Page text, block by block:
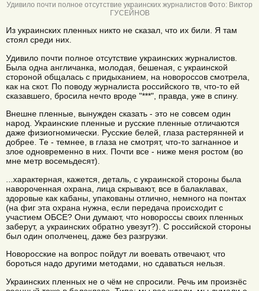
Удивило почти полное отсутствие украинских журналистов Фото: Виктор
ГУСЕЙНОВ
Из украинских пленных никто не сказал, что их били. Я там
стоял среди них.
Удивило почти полное отсутствие украинских журналистов.
Была одна англичанка, молодая, бешеная, с украинской
стороной общалась с придыханием, на новороссов смотрела,
как на скот. По поводу журналиста российского тв, что-то ей
сказавшего, бросила нечто вроде "***", правда, уже в спину.
Внешне пленные, вынужден сказать - это не совсем один
народ. Украинские пленные и русские пленные отличаются
даже физиогномически. Русские белей, глаза растерянней и
добрее. Те - темнее, в глаза не смотрят, что-то загнанное и
злое одновременно в них. Почти все - ниже меня ростом (во
мне метр восемьдесят).
...характерная, кажется, деталь, с украинской стороны была
навороченная охрана, лица скрывают, все в балаклавах,
здоровые как кабаны, упакованы отлично, немного на понтах
(на фиг эта охрана нужна, если передача происходит с
участием ОБСЕ? Они думают, что новороссы своих пленных
заберут, а украинских обратно увезут?). С российской стороны
был один ополченец, даже без разгрузки.
Новоросские на вопрос пойдут ли воевать отвечают, что
бороться надо другими методами, но сдаваться нельзя.
Украинских пленных не о чём не спросили. Речь им произнёс